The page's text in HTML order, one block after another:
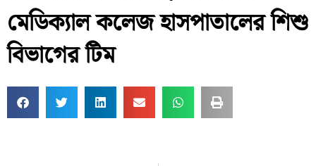
মেডিক্যাল কলেজ হাসপাতালের শিশু
বিভাগের টিম